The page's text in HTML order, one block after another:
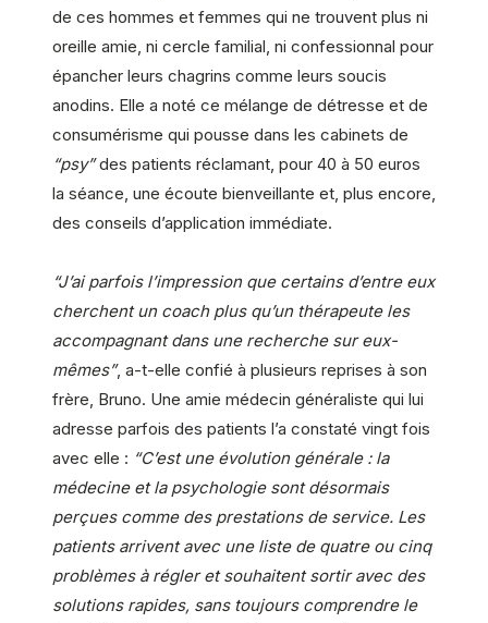
de ces hommes et femmes qui ne trouvent plus ni
oreille amie, ni cercle familial, ni confessionnal pour
épancher leurs chagrins comme leurs soucis
anodins. Elle a noté ce mélange de détresse et de
consumérisme qui pousse dans les cabinets de
“psy”des patients réclamant, pour 40 à 50 euros
la séance, une écoute bienveillante et, plus encore,
des conseils d’application immédiate.
“J’ai parfois l’impression que certains d’entre eux
cherchent un coach plus qu’un thérapeute les
accompagnant dans une recherche sur eux-
mêmes”, a-t-elle confié à plusieurs reprises à son
frère, Bruno. Une amie médecin généraliste qui lui
adresse parfois des patients l’a constaté vingt fois
avec elle : “C’est une évolution générale : la
médecine et la psychologie sont désormais
perçues comme des prestations de service. Les
patients arrivent avec une liste de quatre ou cinq
problèmes à régler et souhaitent sortir avec des
solutions rapides, sans toujours comprendre le